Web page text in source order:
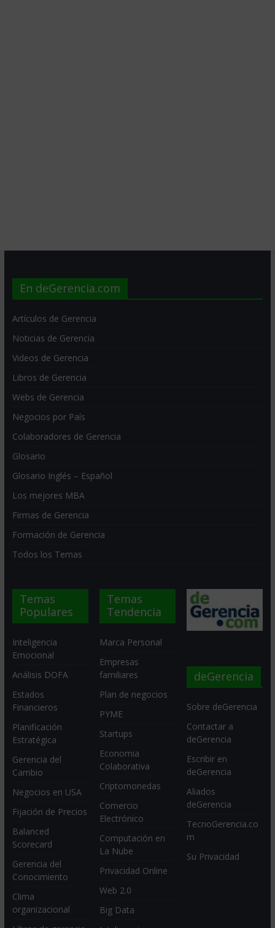
En deGerencia.com
Artículos de Gerencia
Noticias de Gerencia
Videos de Gerencia
Libros de Gerencia
Webs de Gerencia
Negocios por País
Colaboradores de Gerencia
Glosario
Glosario Inglés – Español
Los mejores MBA
Firmas de Gerencia
Formación de Gerencia
Todos los Temas
Temas
Populares
Inteligencia
Emocional
Análisis DOFA
Estados
Financieros
Planificación
Estratégica
Gerencia del
Cambio
Negocios en USA
Fijación de Precios
Balanced
Scorecard
Gerencia del
Conocimiento
Clima
organizacional
Temas
Tendencia
Marca Personal
Empresas
familiares
Plan de negocios
PYME
Startups
Economia
Colaborativa
Criptomonedas
Comercio
Electrónico
Computación en
La Nube
Privacidad Online
Web 2.0
Big Data
deGerencia
Sobre deGerencia
Contactar a
deGerencia
Escribir en
deGerencia
Aliados
deGerencia
TecnoGerencia.co
m
Su Privacidad